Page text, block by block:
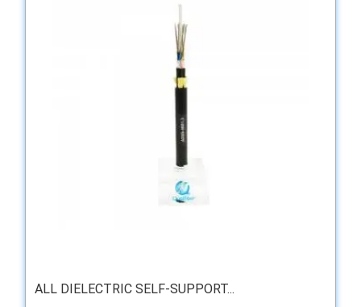
ALL DIELECTRIC SELF-SUPPORT...